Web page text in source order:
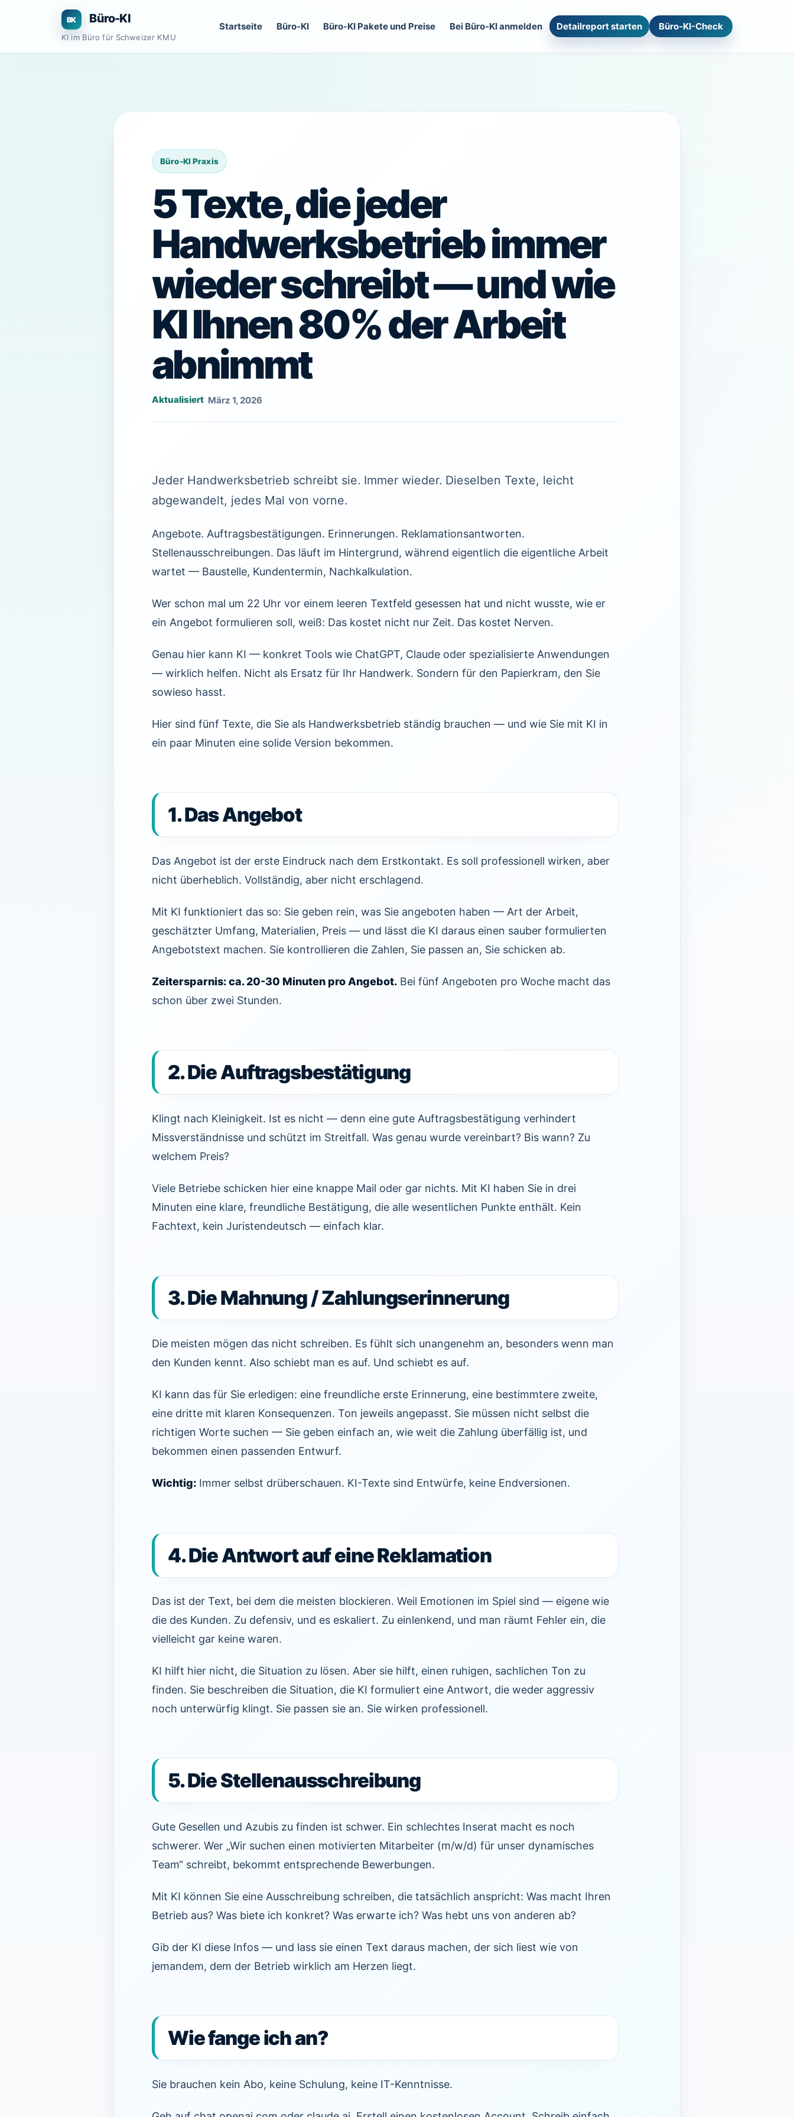
Büro-KI
KI im Büro für Schweizer KMU
Startseite Büro-KI Büro-KI Pakete und Preise Bei Büro-KI anmelden Detailreport starten Büro-KI-Check
5 Texte, die jeder
Handwerksbetrieb immer
wieder schreibt — und wie
KI Ihnen 80% der Arbeit
abnimmt
März 1, 2026
Jeder Handwerksbetrieb schreibt sie. Immer wieder. Dieselben Texte, leicht
abgewandelt, jedes Mal von vorne.
Angebote. Auftragsbestätigungen. Erinnerungen. Reklamationsantworten.
Stellenausschreibungen. Das läuft im Hintergrund, während eigentlich die eigentliche Arbeit
wartet — Baustelle, Kundentermin, Nachkalkulation.
Wer schon mal um 22 Uhr vor einem leeren Textfeld gesessen hat und nicht wusste, wie er
ein Angebot formulieren soll, weiß: Das kostet nicht nur Zeit. Das kostet Nerven.
Genau hier kann KI — konkret Tools wie ChatGPT, Claude oder spezialisierte Anwendungen
— wirklich helfen. Nicht als Ersatz für Ihr Handwerk. Sondern für den Papierkram, den Sie
sowieso hasst.
Hier sind fünf Texte, die Sie als Handwerksbetrieb ständig brauchen — und wie Sie mit KI in
ein paar Minuten eine solide Version bekommen.
1. Das Angebot
Das Angebot ist der erste Eindruck nach dem Erstkontakt. Es soll professionell wirken, aber
nicht überheblich. Vollständig, aber nicht erschlagend.
Mit KI funktioniert das so: Sie geben rein, was Sie angeboten haben — Art der Arbeit,
geschätzter Umfang, Materialien, Preis — und lässt die KI daraus einen sauber formulierten
Angebotstext machen. Sie kontrollieren die Zahlen, Sie passen an, Sie schicken ab.
Zeitersparnis: ca. 20-30 Minuten pro Angebot. Bei fünf Angeboten pro Woche macht das
schon über zwei Stunden.
2. Die Auftragsbestätigung
Klingt nach Kleinigkeit. Ist es nicht — denn eine gute Auftragsbestätigung verhindert
Missverständnisse und schützt im Streitfall. Was genau wurde vereinbart? Bis wann? Zu
welchem Preis?
Viele Betriebe schicken hier eine knappe Mail oder gar nichts. Mit KI haben Sie in drei
Minuten eine klare, freundliche Bestätigung, die alle wesentlichen Punkte enthält. Kein
Fachtext, kein Juristendeutsch — einfach klar.
3. Die Mahnung / Zahlungserinnerung
Die meisten mögen das nicht schreiben. Es fühlt sich unangenehm an, besonders wenn man
den Kunden kennt. Also schiebt man es auf. Und schiebt es auf.
KI kann das für Sie erledigen: eine freundliche erste Erinnerung, eine bestimmtere zweite,
eine dritte mit klaren Konsequenzen. Ton jeweils angepasst. Sie müssen nicht selbst die
richtigen Worte suchen — Sie geben einfach an, wie weit die Zahlung überfällig ist, und
bekommen einen passenden Entwurf.
Wichtig: Immer selbst drüberschauen. KI-Texte sind Entwürfe, keine Endversionen.
4. Die Antwort auf eine Reklamation
Das ist der Text, bei dem die meisten blockieren. Weil Emotionen im Spiel sind — eigene wie
die des Kunden. Zu defensiv, und es eskaliert. Zu einlenkend, und man räumt Fehler ein, die
vielleicht gar keine waren.
KI hilft hier nicht, die Situation zu lösen. Aber sie hilft, einen ruhigen, sachlichen Ton zu
finden. Sie beschreiben die Situation, die KI formuliert eine Antwort, die weder aggressiv
noch unterwürfig klingt. Sie passen sie an. Sie wirken professionell.
5. Die Stellenausschreibung
Gute Gesellen und Azubis zu finden ist schwer. Ein schlechtes Inserat macht es noch
schwerer. Wer „Wir suchen einen motivierten Mitarbeiter (m/w/d) für unser dynamisches
Team“ schreibt, bekommt entsprechende Bewerbungen.
Mit KI können Sie eine Ausschreibung schreiben, die tatsächlich anspricht: Was macht Ihren
Betrieb aus? Was biete ich konkret? Was erwarte ich? Was hebt uns von anderen ab?
Gib der KI diese Infos — und lass sie einen Text daraus machen, der sich liest wie von
jemandem, dem der Betrieb wirklich am Herzen liegt.
Wie fange ich an?
Sie brauchen kein Abo, keine Schulung, keine IT-Kenntnisse.